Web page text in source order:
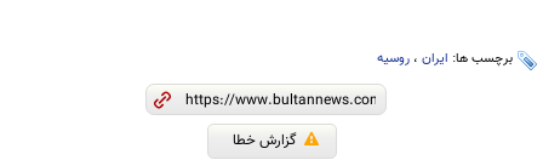
برچسب ها: ایران ، روسیه
گزارش خطا